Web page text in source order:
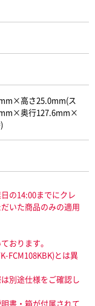
高さ25.0mm(ス
奥行127.6mm×
の14:00までにクレ
いた商品のみの適用
おります。
FCM108KBK)とは異
別途仕様をご確認し
書・箱が付属されて